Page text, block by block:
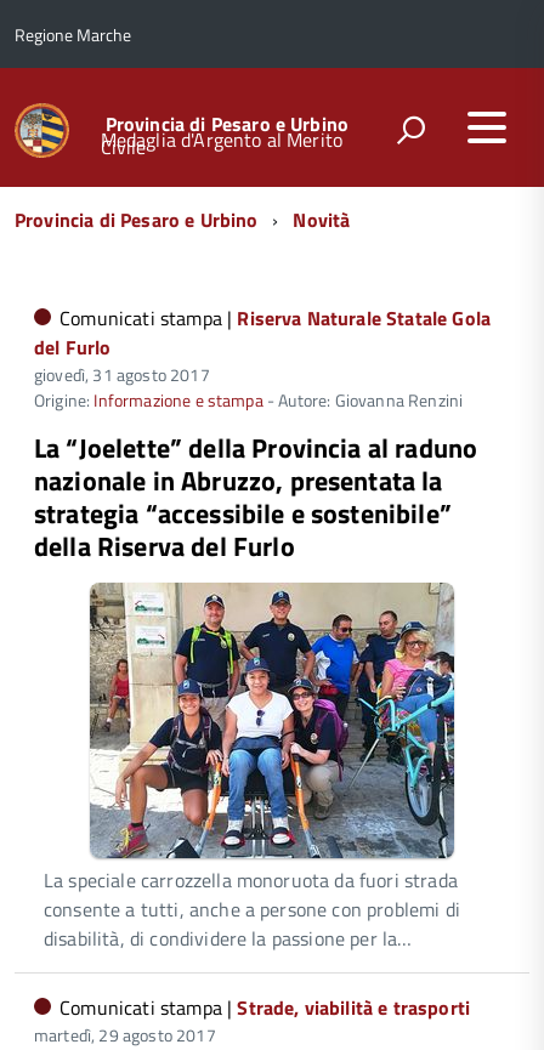
Regione Marche
Provincia di Pesaro e Urbino
Medaglia d'Argento al Merito
Civile
Menu
diProvincia di Pesaro e Urbino Novità
Comunicati stampa | Riserva Naturale Statale Gola
del Furlo
giovedì, 31 agosto 2017
Origine: Informazione e stampa- Autore: Giovanna Renzini
La “Joelette” della Provincia al raduno
nazionale in Abruzzo, presentata la
strategia “accessibile e sostenibile”
della Riserva del Furlo
La speciale carrozzella monoruota da fuori strada
consente a tutti, anche a persone con problemi di
disabilità, di condividere la passione per la…
Comunicati stampa |Strade, viabilità e trasporti
martedì, 29 agosto 2017